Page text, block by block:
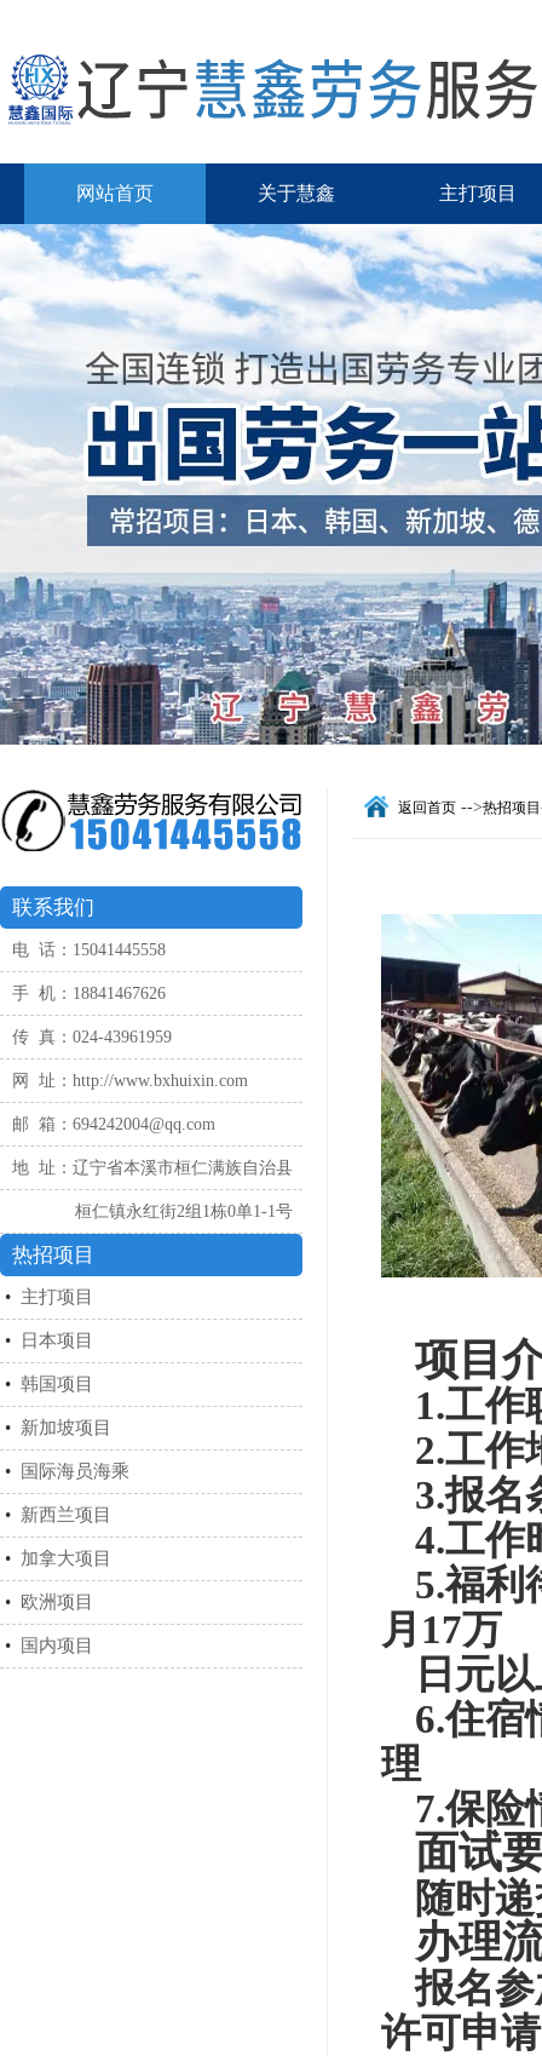
网站首页 关于慧鑫 主打项目
联系我们
电 话：15041445558
手 机：18841467626
传 真：024-43961959
网 址：http://www.bxhuixin.com
邮 箱：694242004@qq.com
地 址：辽宁省本溪市桓仁满族自治县
桓仁镇永红街2组1栋0单1-1号
热招项目
• 主打项目
• 日本项目
• 韩国项目
• 新加坡项目
• 国际海员海乘
• 新西兰项目
• 加拿大项目
• 欧洲项目
• 国内项目
返回首页 -->热招项目
项目
1.工作
2.工作
3.报名
4.工作
5.福利
月17万
日元
6.住宿
理
7.保险
面试
随时
办理
报名
许可申